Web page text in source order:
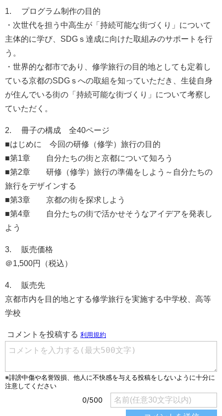
1. プログラム制作の目的
・次世代を担う中高生が「持続可能な街づくり」について
主体的に学び、SDGｓ達成に向けた取組みのサポートを行
う。
・世界的な都市であり、修学旅行の目的地としても定着し
ている京都のSDGｓへの取組を知っていただき、生徒自身
が住んでいる街の「持続可能な街づくり」について考察し
ていただく。
2. 冊子の構成 全40ページ
■はじめに 今回の研修（修学）旅行の目的
■第1章 自分たちの街と京都について知ろう
■第2章 研修（修学）旅行の準備をしよう～自分たちの
旅行をデザインする
■第3章 京都の街を探求しよう
■第4章 自分たちの街で活かせそうなアイデアを発表し
よう
3. 販売価格
＠1,500円（税込）
4. 販売先
京都市内を目的地とする修学旅行を実施する中学校、高等
学校